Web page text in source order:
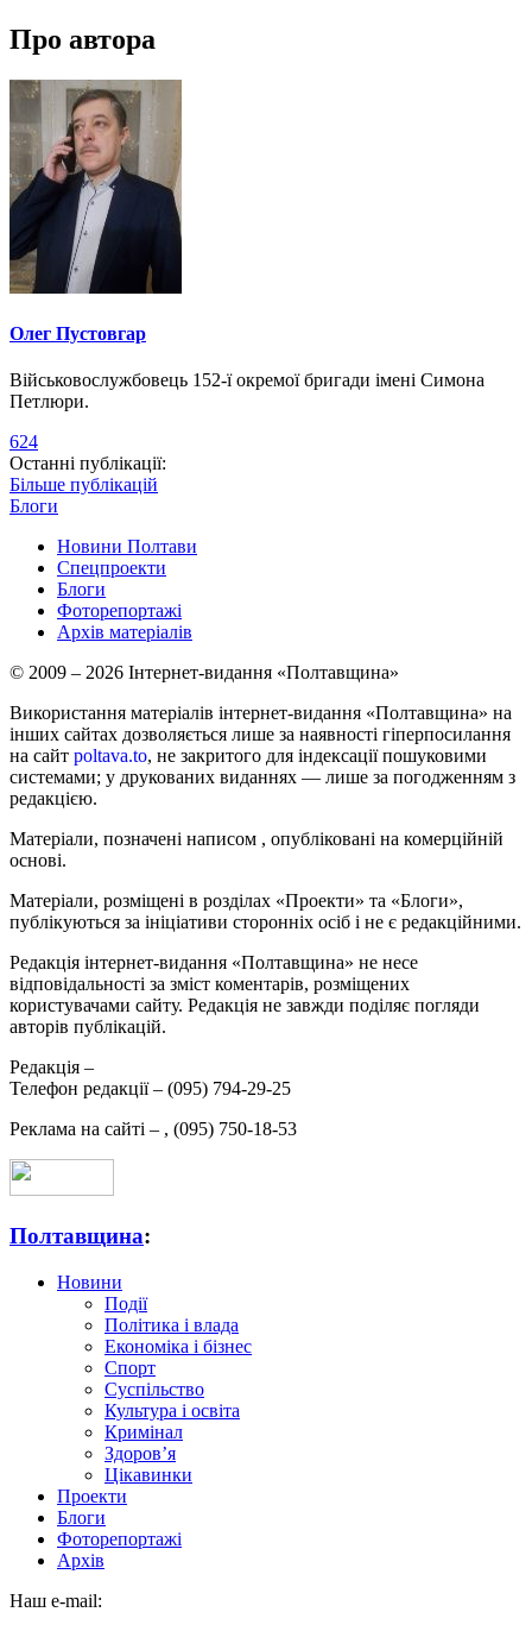
Про автора
Олег Пустовгар
Військовослужбовець 152-ї окремої бригади імені Симона
Петлюри.
624
Останні публікації:
Більше публікацій
Блоги
Новини Полтави
Спецпроекти
Блоги
Фоторепортажі
Архів матеріалів
© 2009 – 2026 Інтернет-видання «Полтавщина»
Використання матеріалів інтернет-видання «Полтавщина» на
інших сайтах дозволяється лише за наявності гіперпосилання
на сайт poltava.to, не закритого для індексації пошуковими
системами; у друкованих виданнях — лише за погодженням з
редакцією.
Матеріали, позначені написом , опубліковані на комерційній
основі.
Матеріали, розміщені в розділах «Проекти» та «Блоги»,
публікуються за ініціативи сторонніх осіб і не є редакційними.
Редакція інтернет-видання «Полтавщина» не несе
відповідальності за зміст коментарів, розміщених
користувачами сайту. Редакція не завжди поділяє погляди
авторів публікацій.
Редакція –
Телефон редакції – (095) 794-29-25
Реклама на сайті – , (095) 750-18-53
Полтавщина:
Новини
Події
Політика і влада
Економіка і бізнес
Спорт
Суспільство
Культура і освіта
Кримінал
Здоров’я
Цікавинки
Проекти
Блоги
Фоторепортажі
Архів
Наш e-mail: